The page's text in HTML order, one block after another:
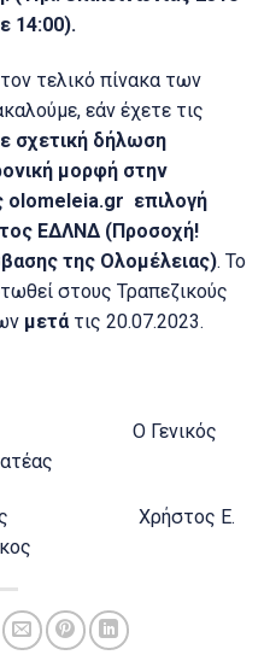
14:00).
τελικό πίνακα των
εάν έχετε τις
σχετική δήλωση
μορφή στην
olomeleia.gr επιλογή
ΕΔΛΝΔ (Προσοχή!
της Ολομέλειας). Το
στους Τραπεζικούς
μετά τις 20.07.2023.
Ο Γενικός
Χρήστος Ε.